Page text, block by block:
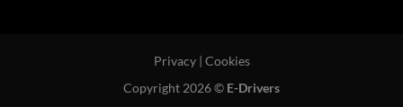
Privacy | Cookies
Copyright 2026 © E-Drivers